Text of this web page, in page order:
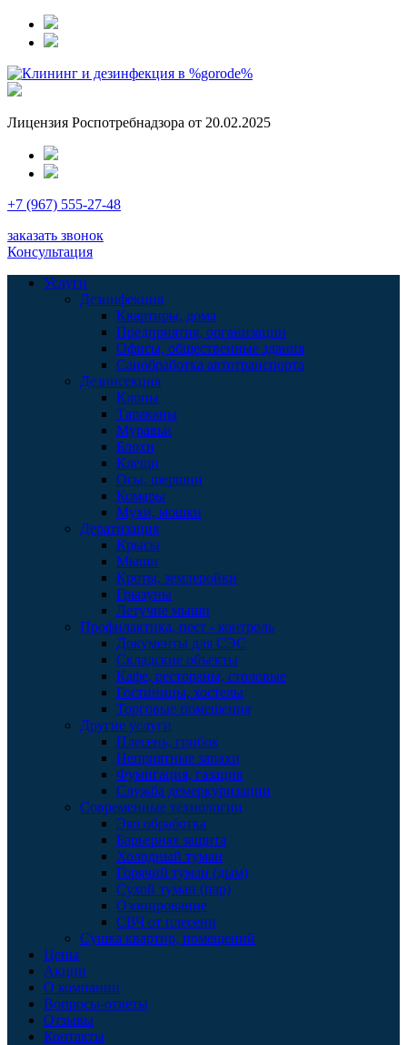
Лицензия Роспотребнадзора от 20.02.2025
+7 (967) 555-27-48
заказать звонок
Консультация
Услуги
Дезинфекция
Квартиры, дома
Предприятия, организации
Офисы, общественные здания
Санобработка автотранспорта
Дезинсекция
Клопы
Тараканы
Муравьи
Блохи
Клещи
Осы, шершни
Комары
Мухи, мошки
Дератизация
Крысы
Мыши
Кроты, землеройки
Грызуны
Летучие мыши
Профилактика, пест - контроль
Документы для СЭС
Складские объекты
Кафе, рестораны, столовые
Гостиницы, хостелы
Торговые помещения
Другие услуги
Плесень, грибок
Неприятные запахи
Фумигация, газация
Служба демеркуризации
Современные технологии
Эко обработка
Барьерная защита
Холодный туман
Горячий туман (дым)
Сухой туман (пар)
Озонирование
СВЧ от плесени
Сушка квартир, помещений
Цены
Акции
О компании
Вопросы-ответы
Отзывы
Контакты